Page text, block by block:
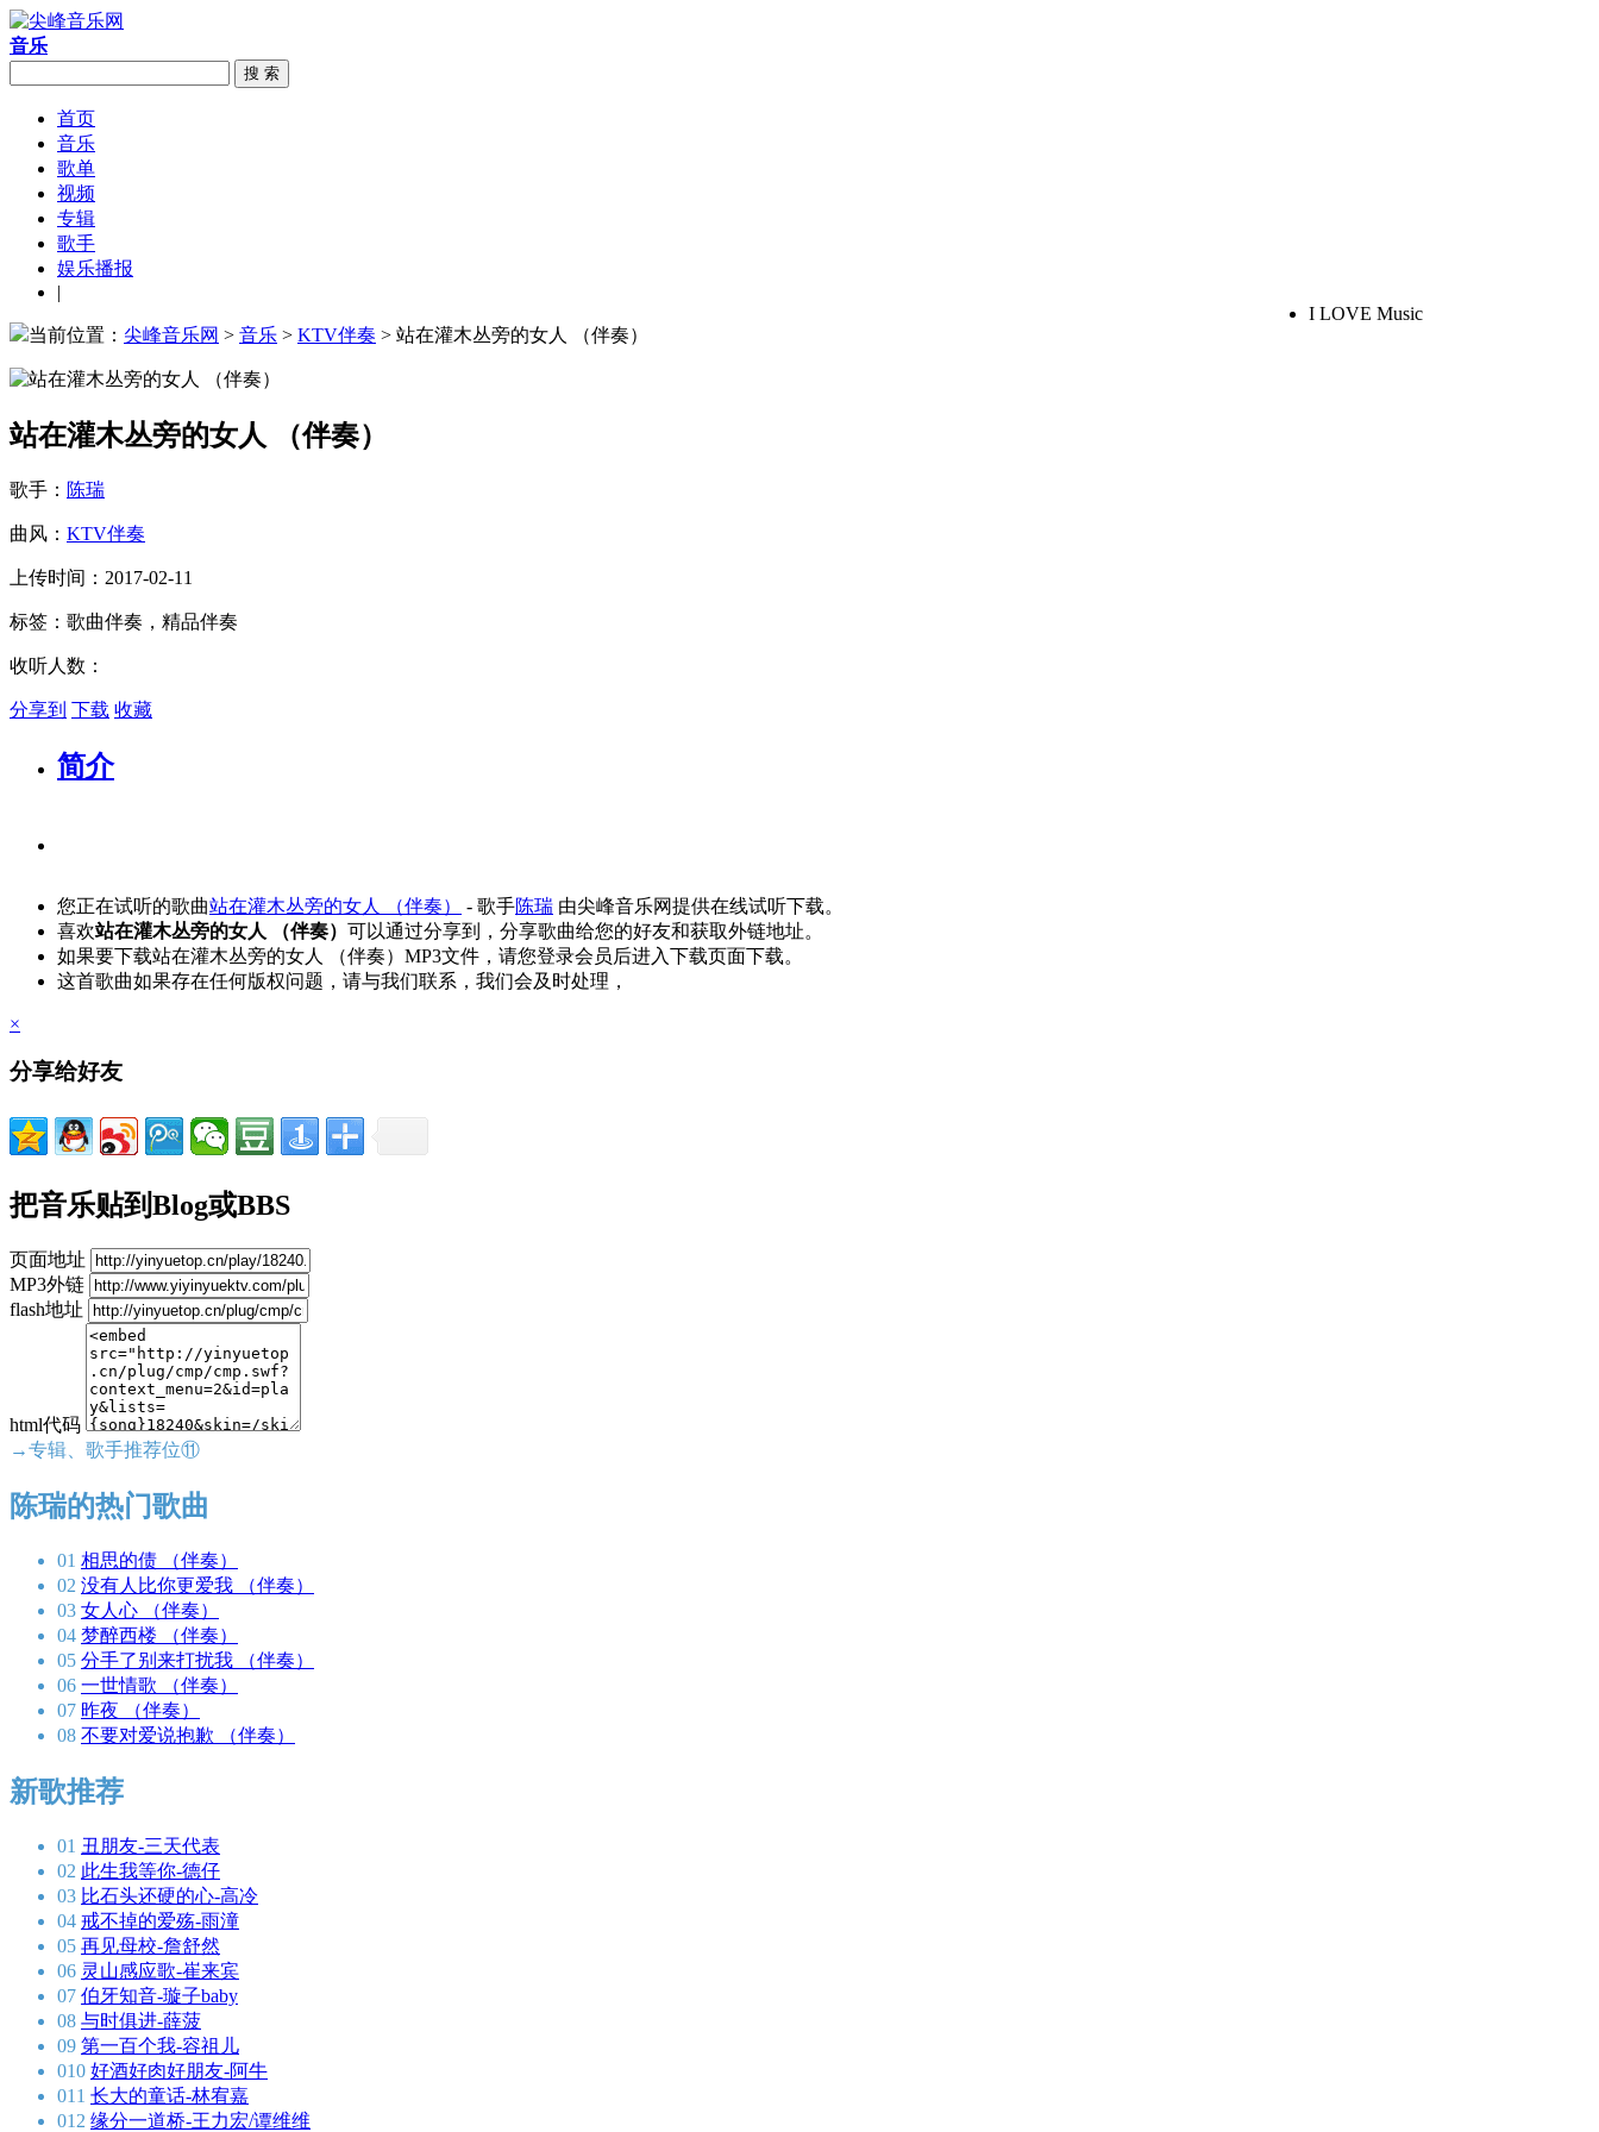
音乐
搜 索
首页
音乐
歌单
视频
专辑
歌手
娱乐播报
|
I LOVE Music
当前位置： 尖峰音乐网 > 音乐 > KTV伴奏 > 站在灌木丛旁的女人 （伴奏）
站在灌木丛旁的女人 （伴奏）
歌手： 陈瑞
曲风： KTV伴奏
上传时间：2017-02-11
标签：歌曲伴奏，精品伴奏
收听人数：
分享到 下载 收藏
简介
您正在试听的歌曲站在灌木丛旁的女人 （伴奏） - 歌手陈瑞 由尖峰音乐网提供在线试听下载。
喜欢站在灌木丛旁的女人 （伴奏） 可以通过分享到，分享歌曲给您的好友和获取外链地址。
如果要下载站在灌木丛旁的女人 （伴奏）MP3文件，请您登录会员后进入下载页面下载。
这首歌曲如果存在任何版权问题，请与我们联系，我们会及时处理，
×
分享给好友
把音乐贴到Blog或BBS
页面地址
MP3外链
flash地址
html代码
→专辑、歌手推荐位⑪
陈瑞的热门歌曲
01 相思的债 （伴奏）
02 没有人比你更爱我 （伴奏）
03 女人心 （伴奏）
04 梦醉西楼 （伴奏）
05 分手了别来打扰我 （伴奏）
06 一世情歌 （伴奏）
07 昨夜 （伴奏）
08 不要对爱说抱歉 （伴奏）
新歌推荐
01 丑朋友-三天代表
02 此生我等你-德仔
03 比石头还硬的心-高冷
04 戒不掉的爱殇-雨潼
05 再见母校-詹舒然
06 灵山感应歌-崔来宾
07 伯牙知音-璇子baby
08 与时俱进-薛菠
09 第一百个我-容祖儿
010 好酒好肉好朋友-阿牛
011 长大的童话-林宥嘉
012 缘分一道桥-王力宏/谭维维